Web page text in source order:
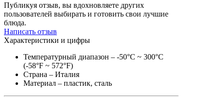
Публикуя отзыв, вы вдохновляете других
пользователей выбирать и готовить свои лучшие
блюда.
Написать отзыв
Характеристики и цифры
Температурный диапазон – -50°C ~ 300°C
(-58°F ~ 572°F)
Страна – Италия
Материал – пластик, сталь